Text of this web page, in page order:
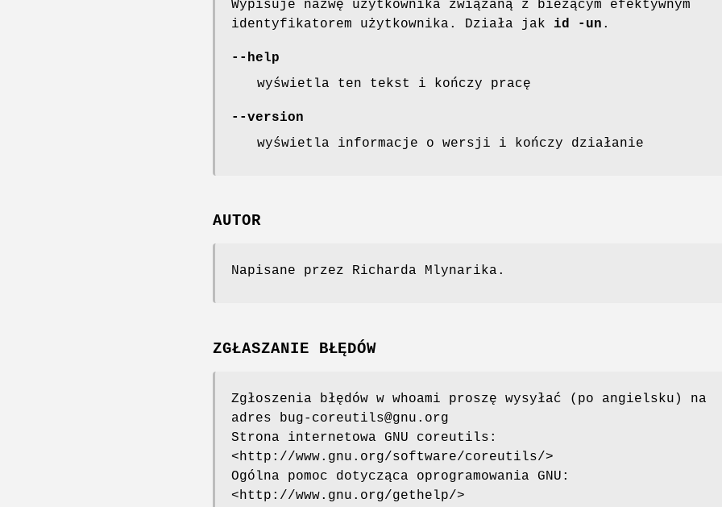
Wypisuje nazwę użytkownika związaną z bieżącym efektywnym
identyfikatorem użytkownika. Działa jak id -un .
--help
wyświetla ten tekst i kończy pracę
--version
wyświetla informacje o wersji i kończy działanie
AUTOR
Napisane przez Richarda Mlynarika.
ZGŁASZANIE BŁĘDÓW
Zgłoszenia błędów w whoami proszę wysyłać (po angielsku) na
adres bug-coreutils@gnu.org
Strona internetowa GNU coreutils:
<http://www.gnu.org/software/coreutils/>
Ogólna pomoc dotycząca oprogramowania GNU:
<http://www.gnu.org/gethelp/>